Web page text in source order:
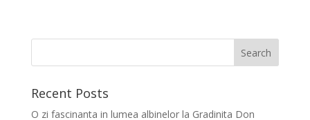
Recent Posts
O zi fascinanta in lumea albinelor la Gradinita Don